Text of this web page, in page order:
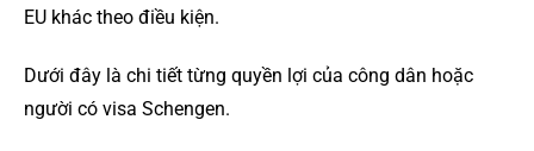
EU khác theo điều kiện.
Dưới đây là chi tiết từng quyền lợi của công dân hoặc
người có visa Schengen.